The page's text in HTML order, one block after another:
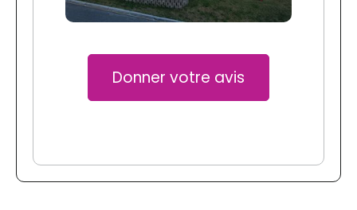
Donner votre avis